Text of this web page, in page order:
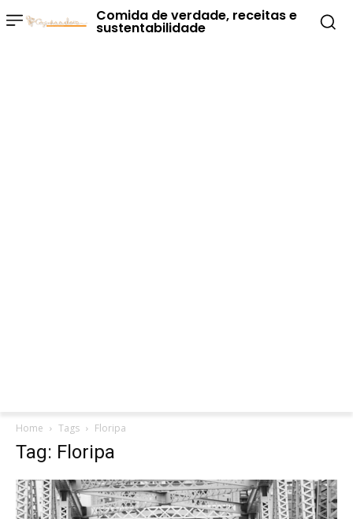
Comida de verdade, receitas e
sustentabilidade
Home Tags Floripa
Tag: Floripa